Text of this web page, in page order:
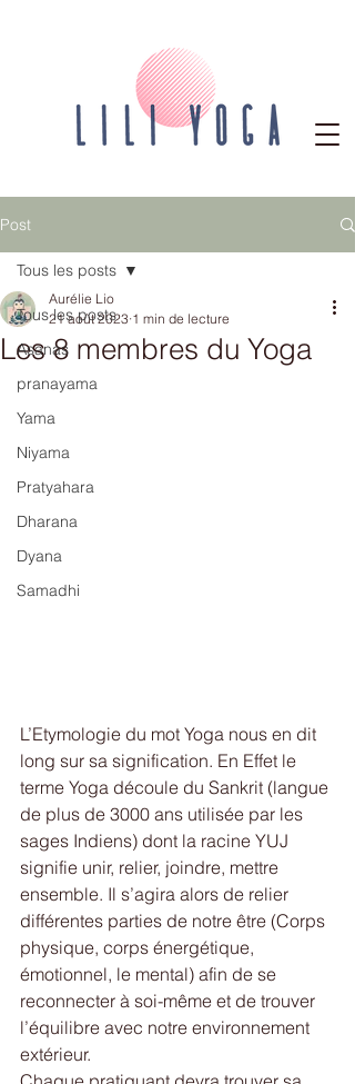
Post
Tous les posts
Asanas
pranayama
Yama
Niyama
Pratyahara
Dharana
Dyana
Samadhi
Tous les posts
Les 8 membres du Yoga
Aurélie Lio
21 août 2023 1 min de lecture
L’Etymologie du mot Yoga nous en dit
long sur sa signification. En Effet le
terme Yoga découle du Sankrit (langue
de plus de 3000 ans utilisée par les
sages Indiens) dont la racine YUJ
signifie unir, relier, joindre, mettre
ensemble. Il s’agira alors de relier
différentes parties de notre être (Corps
physique, corps énergétique,
émotionnel, le mental) afin de se
reconnecter à soi-même et de trouver
l’équilibre avec notre environnement
extérieur.